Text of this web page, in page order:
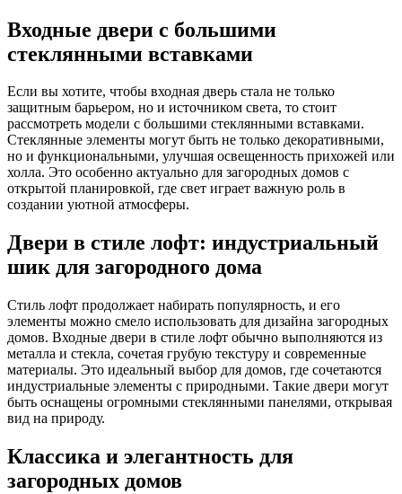
Входные двери с большими
стеклянными вставками
Если вы хотите, чтобы входная дверь стала не только
защитным барьером, но и источником света, то стоит
рассмотреть модели с большими стеклянными вставками.
Стеклянные элементы могут быть не только декоративными,
но и функциональными, улучшая освещенность прихожей или
холла. Это особенно актуально для загородных домов с
открытой планировкой, где свет играет важную роль в
создании уютной атмосферы.
Двери в стиле лофт: индустриальный
шик для загородного дома
Стиль лофт продолжает набирать популярность, и его
элементы можно смело использовать для дизайна загородных
домов. Входные двери в стиле лофт обычно выполняются из
металла и стекла, сочетая грубую текстуру и современные
материалы. Это идеальный выбор для домов, где сочетаются
индустриальные элементы с природными. Такие двери могут
быть оснащены огромными стеклянными панелями, открывая
вид на природу.
Классика и элегантность для
загородных домов